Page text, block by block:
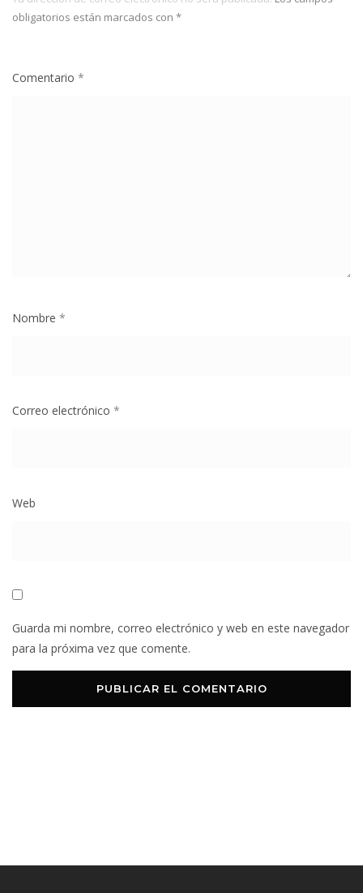
obligatorios están marcados con *
Comentario *
Nombre *
Correo electrónico *
Web
Guarda mi nombre, correo electrónico y web en este navegador
para la próxima vez que comente.